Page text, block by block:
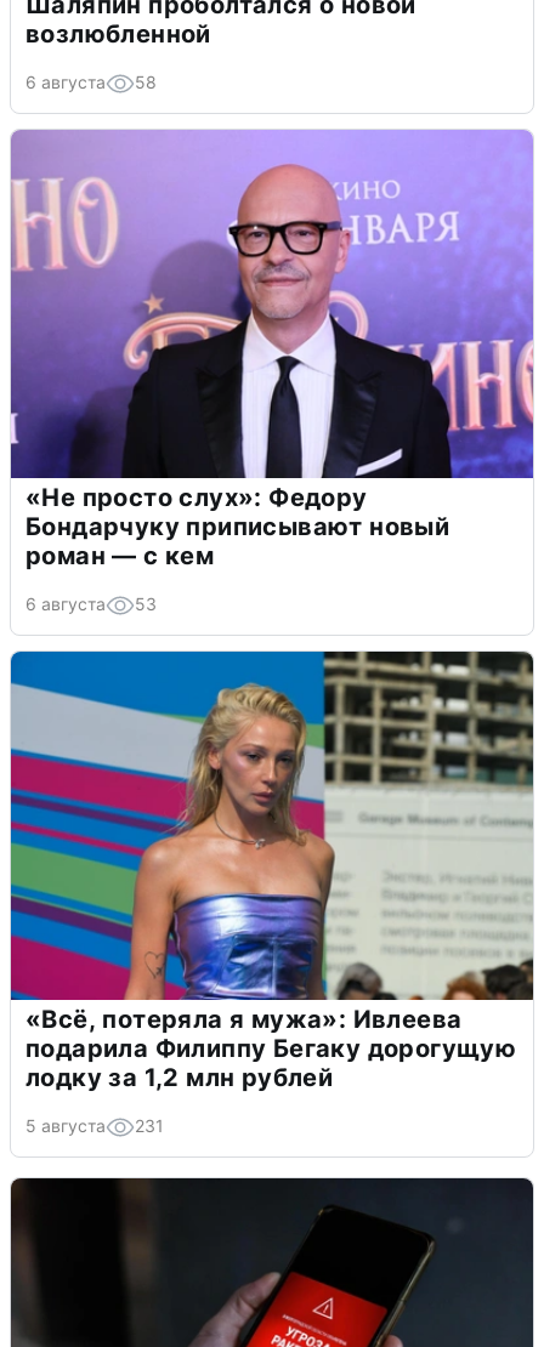
возлюбленной
6 августа 58
«Не просто слух»: Федору
Бондарчуку приписывают новый
роман — с кем
6 августа 53
«Всё, потеряла я мужа»: Ивлеева
подарила Филиппу Бегаку дорогущую
лодку за 1,2 млн рублей
5 августа 231